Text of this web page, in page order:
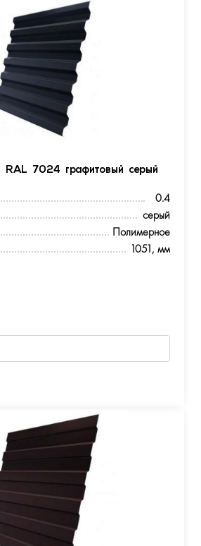
RAL 7024 графитовый серый
0.4
серый
Полимерное
1051, мм